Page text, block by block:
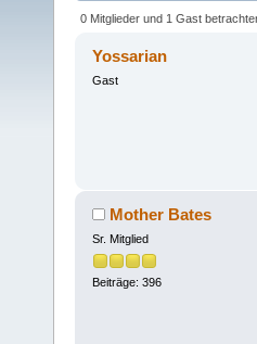
0 Mitglieder und 1 Gast
Yossarian
Gast
Mother Bates
Sr. Mitglied
Beiträge: 396